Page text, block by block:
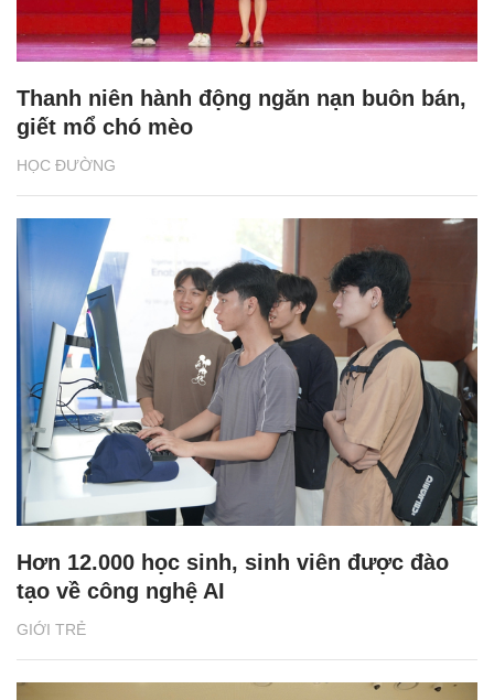
HỌC ĐƯỜNG
Thanh niên hành động ngăn nạn buôn bán,
giết mổ chó mèo
GIỚI TRẺ
Hơn 12.000 học sinh, sinh viên được đào
tạo về công nghệ AI